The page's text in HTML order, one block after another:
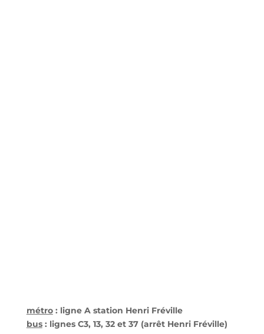
métro: ligne A station Henri Fréville
bus: lignes C3, 13, 32 et 37 (arrêt Henri Fréville)